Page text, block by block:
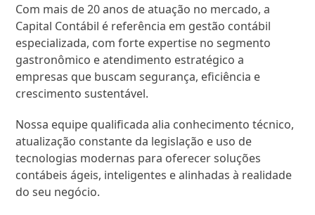
Com mais de 20 anos de atuação no mercado, a
Capital Contábil é referência em gestão contábil
especializada, com forte expertise no segmento
gastronômico e atendimento estratégico a
empresas que buscam segurança, eficiência e
crescimento sustentável.
Nossa equipe qualificada alia conhecimento técnico,
atualização constante da legislação e uso de
tecnologias modernas para oferecer soluções
contábeis ágeis, inteligentes e alinhadas à realidade
do seu negócio.